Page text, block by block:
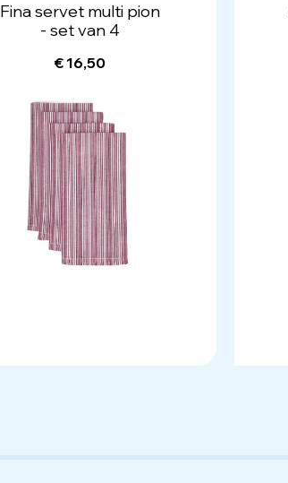
Fina servet multi pion
- set van 4
€ 16,50